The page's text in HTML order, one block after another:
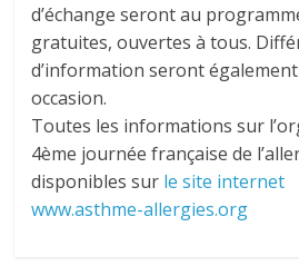
d’échange seront au
gratuites, ouvertes à tous.
d’information seront
occasion.
Toutes les informations sur
4ème journée française de
disponibles sur le site internet
www.asthme-allergies.org